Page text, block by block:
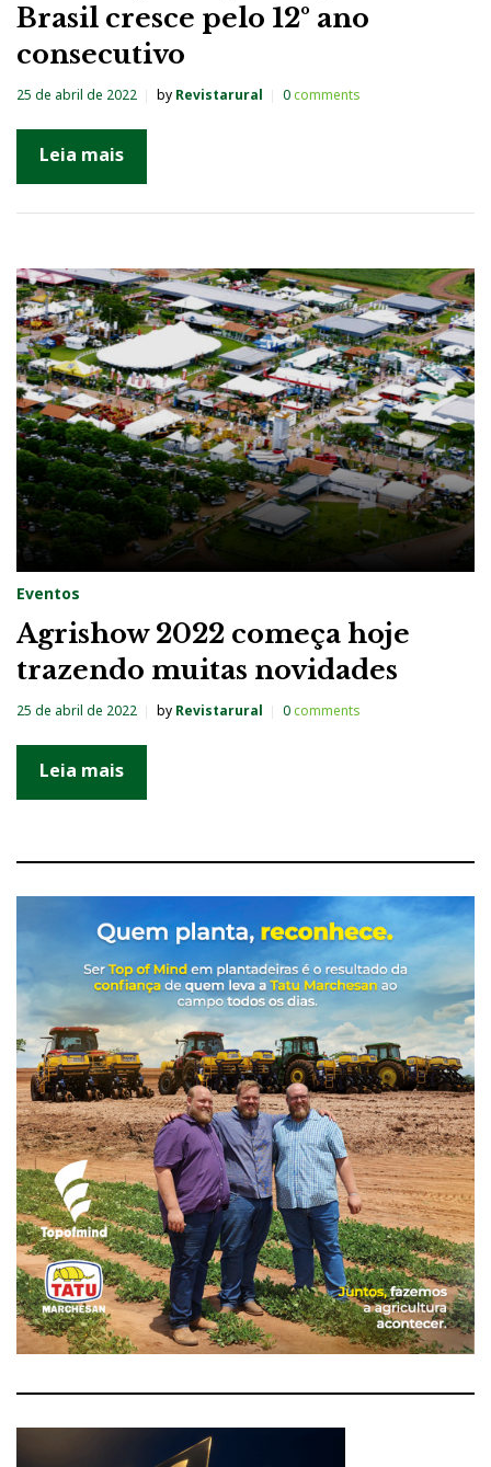
Brasil cresce pelo 12º ano
consecutivo
25 de abril de 2022 by Revistarural 0comments
Leia mais
Eventos
Agrishow 2022 começa hoje
trazendo muitas novidades
25 de abril de 2022 by Revistarural 0comments
Leia mais